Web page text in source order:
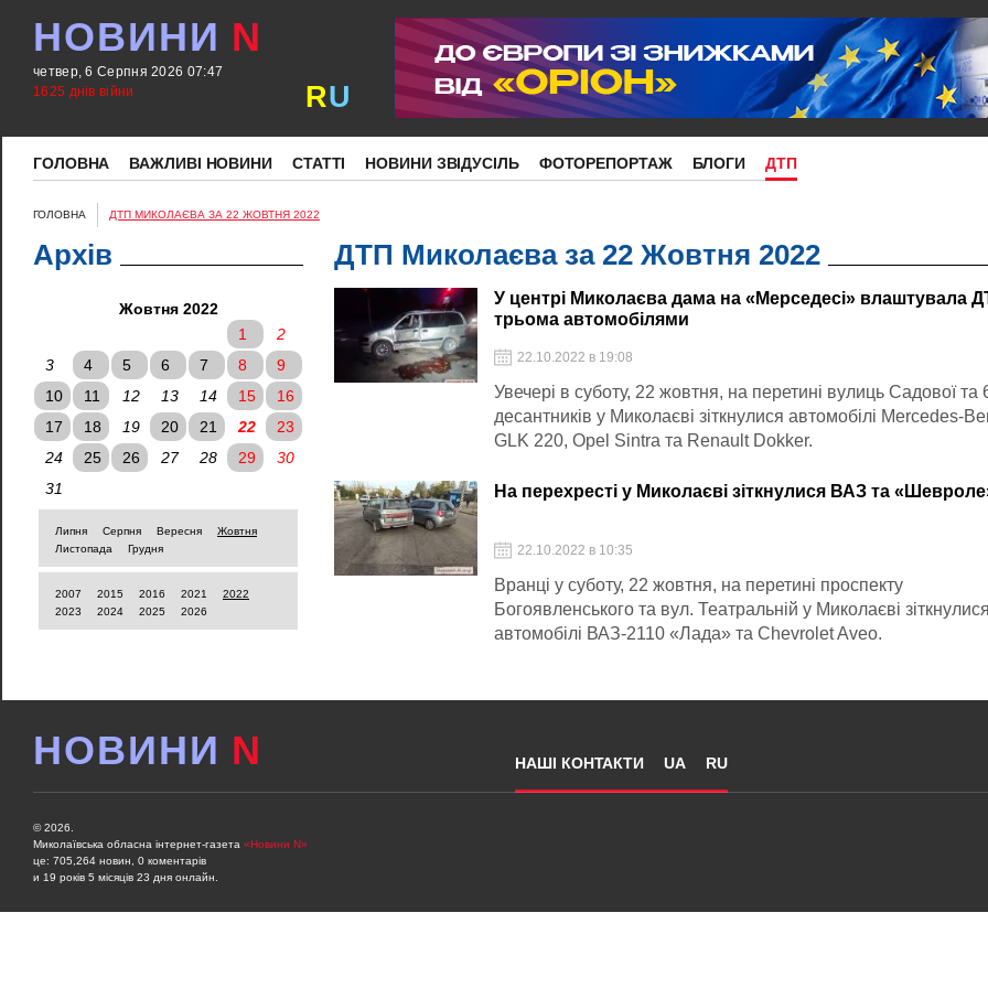
НОВИНИ N
четвер, 6 Серпня 2026 07:47
1625 днів війни
RU
ГОЛОВНА ВАЖЛИВІ НОВИНИ СТАТТІ НОВИНИ ЗВІДУСІЛЬ ФОТОРЕПОРТАЖ БЛОГИ ДТП
ГОЛОВНА ДТП МИКОЛАЄВА ЗА 22 ЖОВТНЯ 2022
Архів
Жовтня 2022
1
2
3
4 5 6 7 8
9
10
11 12 13 14 15
16
17
18 19 20 21 22
23
24
25 26 27 28 29
30
31
Липня Серпня Вересня
Жовтня
Листопада
Грудня
2007 2015 2016 2021
2022
2023
2024 2025 2026
ДТП Миколаєва за 22 Жовтня 2022
У центрі Миколаєва дама на «Мерседесі» влаштувала
трьома автомобілями
22.10.2022 в 19:08
Увечері в суботу, 22 жовтня, на перетині вулиць Садової та
десантників у Миколаєві зіткнулися автомобілі Mercedes-
GLK 220, Opel Sintra та Renault Dokker.
На перехресті у Миколаєві зіткнулися ВАЗ та
22.10.2022 в 10:35
Вранці у суботу, 22 жовтня, на перетині проспекту
Богоявленського та вул. Театральній у Миколаєві
автомобілі ВАЗ-2110 «Лада» та Chevrolet Aveo.
НОВИНИ N НАШІ КОНТАКТИ UA RU
© 2026.
Миколаївська обласна інтернет-газета «Новини N»
це: 705,264 новин, 0 коментарів
и 19 років 5 місяців 23 дня онлайн.